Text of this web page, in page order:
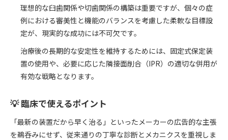
理想的な臼歯関係や切歯関係の構築は重要ですが、個々の症
例における審美性と機能のバランスを考慮した柔軟な目標設
定が、現実的な成功には不可欠です。
治療後の長期的な安定性を維持するためには、固定式保定装
置の使用や、必要に応じた隣接面削合（IPR）の適切な併用が
有効な戦略となります。
💡 臨床で使えるポイント
「最新の装置だから早く治る」といったメーカーの広告的な主張
を鵜呑みにせず、従来通りの丁寧な診断とメカニクスを重視しま